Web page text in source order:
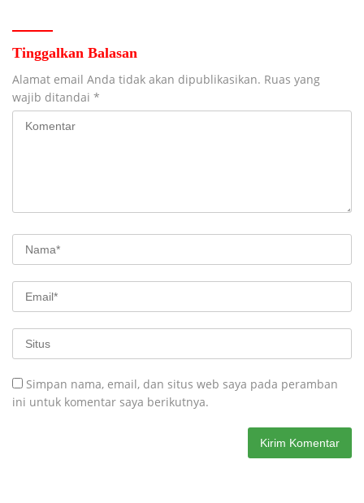
Tinggalkan Balasan
Alamat email Anda tidak akan dipublikasikan. Ruas yang
wajib ditandai *
Simpan nama, email, dan situs web saya pada peramban
ini untuk komentar saya berikutnya.